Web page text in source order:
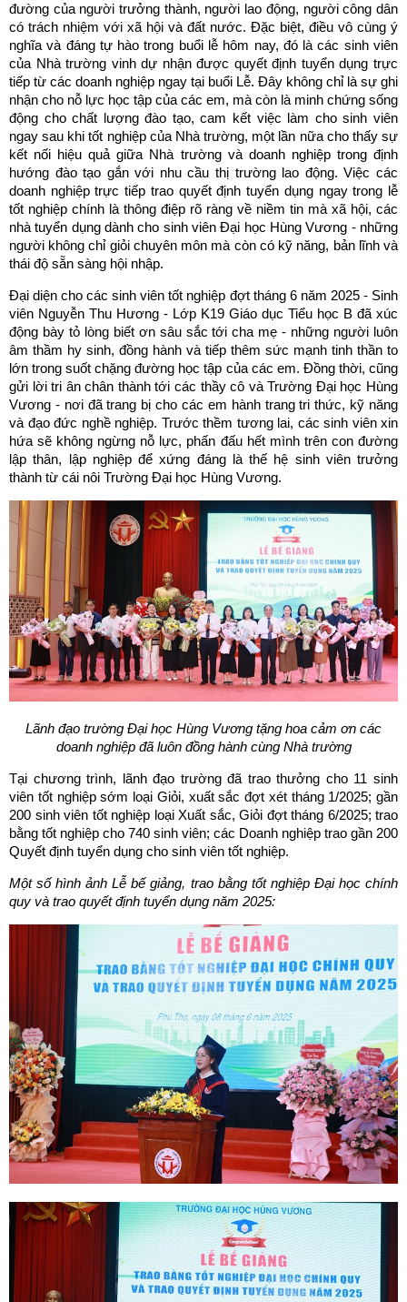
đường của người trưởng thành, người lao động, người công dân
có trách nhiệm với xã hội và đất nước. Đặc biệt, điều vô cùng ý
nghĩa và đáng tự hào trong buổi lễ hôm nay, đó là các sinh viên
của Nhà trường vinh dự nhận được quyết định tuyển dụng trực
tiếp từ các doanh nghiệp ngay tại buổi Lễ. Đây không chỉ là sự ghi
nhận cho nỗ lực học tập của các em, mà còn là minh chứng sống
động cho chất lượng đào tạo, cam kết việc làm cho sinh viên
ngay sau khi tốt nghiệp của Nhà trường, một lần nữa cho thấy sự
kết nối hiệu quả giữa Nhà trường và doanh nghiệp trong định
hướng đào tạo gắn với nhu cầu thị trường lao động. Việc các
doanh nghiệp trực tiếp trao quyết định tuyển dụng ngay trong lễ
tốt nghiệp chính là thông điệp rõ ràng về niềm tin mà xã hội, các
nhà tuyển dụng dành cho sinh viên Đại học Hùng Vương - những
người không chỉ giỏi chuyên môn mà còn có kỹ năng, bản lĩnh và
thái độ sẵn sàng hội nhập.
Đại diện cho các sinh viên tốt nghiệp đợt tháng 6 năm 2025 - Sinh
viên Nguyễn Thu Hương - Lớp K19 Giáo dục Tiểu học B đã xúc
động bày tỏ lòng biết ơn sâu sắc tới cha mẹ - những người luôn
âm thầm hy sinh, đồng hành và tiếp thêm sức mạnh tinh thần to
lớn trong suốt chặng đường học tập của các em. Đồng thời, cũng
gửi lời tri ân chân thành tới các thầy cô và Trường Đại học Hùng
Vương - nơi đã trang bị cho các em hành trang tri thức, kỹ năng
và đạo đức nghề nghiệp. Trước thềm tương lai, các sinh viên xin
hứa sẽ không ngừng nỗ lực, phấn đấu hết mình trên con đường
lập thân, lập nghiệp để xứng đáng là thế hệ sinh viên trưởng
thành từ cái nôi Trường Đại học Hùng Vương.
Lãnh đạo trường Đại học Hùng Vương tặng hoa cảm ơn các
doanh nghiệp đã luôn đồng hành cùng Nhà trường
Tại chương trình, lãnh đạo trường đã trao thưởng cho 11 sinh
viên tốt nghiệp sớm loại Giỏi, xuất sắc đợt xét tháng 1/2025; gần
200 sinh viên tốt nghiệp loại Xuất sắc, Giỏi đợt tháng 6/2025; trao
bằng tốt nghiệp cho 740 sinh viên; các Doanh nghiệp trao gần 200
Quyết định tuyển dụng cho sinh viên tốt nghiệp.
Một số hình ảnh Lễ bế giảng, trao bằng tốt nghiệp Đại học chính
quy và trao quyết định tuyển dụng năm 2025: